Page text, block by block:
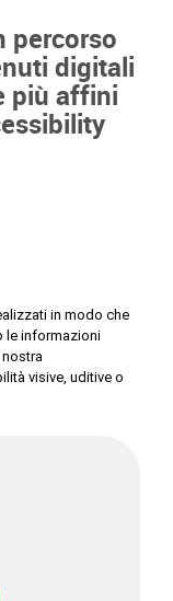
percorso
digitali
più affini
in modo che
le informazioni
visive, uditive o